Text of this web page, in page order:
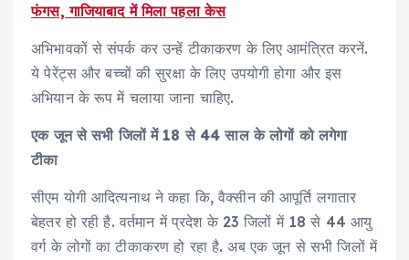
फंगस, गाजियाबाद में मिला पहला केस
अभिभावकों से संपर्क कर उन्हें टीकाकरण के लिए आमंत्रित करनें.
ये पेरेंट्स और बच्चों की सुरक्षा के लिए उपयोगी होगा और इस
अभियान के रूप में चलाया जाना चाहिए.
एक जून से सभी जिलों में 18 से 44 साल के लोगों को लगेगा
टीका
सीएम योगी आदित्यनाथ ने कहा कि, वैक्सीन की आपूर्ति लगातार
बेहतर हो रही है. वर्तमान में प्रदेश के 23 जिलों में 18 से 44 आयु
वर्ग के लोगों का टीकाकरण हो रहा है. अब एक जून से सभी जिलों में